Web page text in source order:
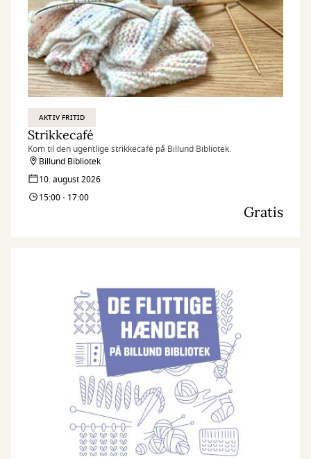
AKTIV FRITID
Strikkecafé
Kom til den ugentlige strikkecafé på Billund Bibliotek.
Billund Bibliotek
10. august 2026
15:00 - 17:00
Gratis